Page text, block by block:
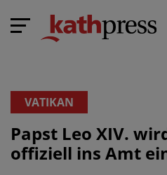
VATIKAN
Papst Leo XIV.
offiziell ins Amt